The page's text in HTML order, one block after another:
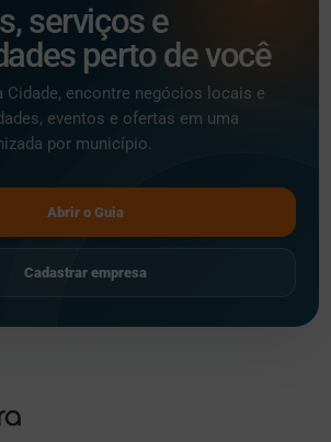
serviços e
perto de você
Cidade, encontre negócios locais e
eventos e ofertas em uma
por município.
Abrir o Guia
Cadastrar empresa